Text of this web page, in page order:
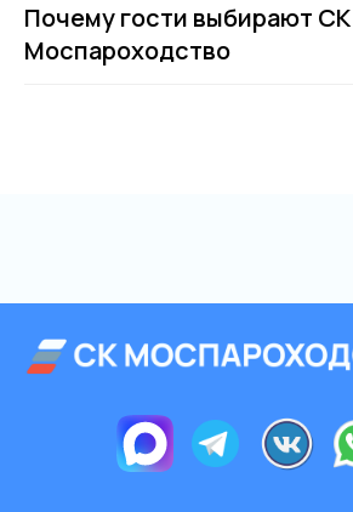
Почему гости выбирают СК
Моспароходство